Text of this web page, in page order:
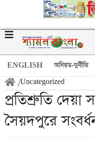
ENGLISH অনিয়ম-দুর্নীতি
/Uncategorized
প্রতিশ্রুতি
সৈয়দপুরে